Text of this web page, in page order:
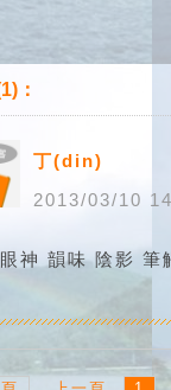
：
丁(din)
2013/03/10 14
神 韻味 陰影 筆